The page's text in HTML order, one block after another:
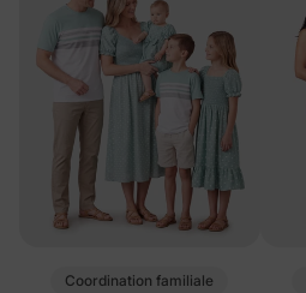
Coordination familiale